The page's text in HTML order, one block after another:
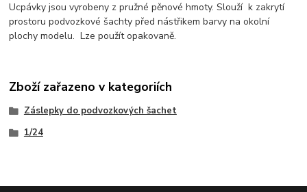
Ucpávky jsou vyrobeny z pružné pěnové hmoty. Slouží k zakrytí
prostoru podvozkové šachty před nástřikem barvy na okolní
plochy modelu. Lze použít opakovaně.
Zboží zařazeno v kategoriích
Záslepky do podvozkových šachet
1/24